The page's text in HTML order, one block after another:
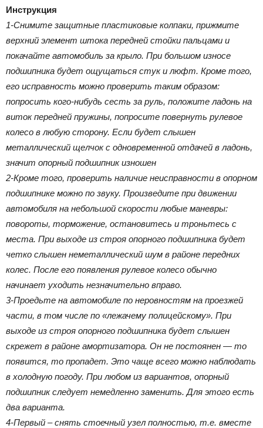
Инструкция
1-Снимите защитные пластиковые колпаки, прижмите
верхний элемент штока передней стойки пальцами и
покачайте автомобиль за крыло. При большом износе
подшипника будет ощущаться стук и люфт. Кроме того,
его исправность можно проверить таким образом:
попросить кого-нибудь сесть за руль, положите ладонь на
виток передней пружины, попросите повернуть рулевое
колесо в любую сторону. Если будет слышен
металлический щелчок с одновременной отдачей в ладонь,
значит опорный подшипник изношен
2-Кроме того, проверить наличие неисправности в опорном
подшипнике можно по звуку. Произведите при движении
автомобиля на небольшой скорости любые маневры:
повороты, торможение, остановитесь и троньтесь с
места. При выходе из строя опорного подшипника будет
четко слышен неметаллический шум в районе передних
колес. После его появления рулевое колесо обычно
начинает уходить незначительно вправо.
3-Проедьте на автомобиле по неровностям на проезжей
части, в том числе по «лежачему полицейскому». При
выходе из строя опорного подшипника будет слышен
скрежет в районе амортизатора. Он не постоянен — то
появится, то пропадет. Это чаще всего можно наблюдать
в холодную погоду. При любом из вариантов, опорный
подшипник следует немедленно заменить. Для этого есть
два варианта.
4-Первый – снять стоечный узел полностью, т.е. вместе